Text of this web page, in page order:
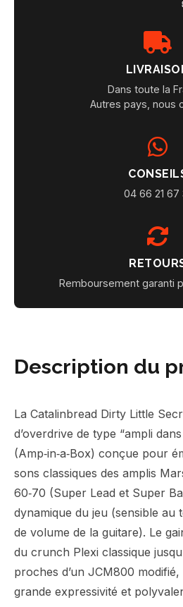
Dans toute la
Autres pays, nous
04 66 21 67
Remboursement garanti
Description du
La Catalinbread Dirty Little
d’overdrive de type “ampli
(Amp‑in‑a‑Box) conçue pour
sons classiques des amplis
60‑70 (Super Lead et Super
dynamique du jeu (sensible
de volume de la guitare). Le
du crunch Plexi classique
proches d’un JCM800
grande expressivité et